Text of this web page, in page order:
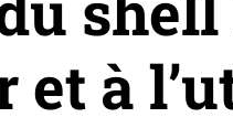
et à